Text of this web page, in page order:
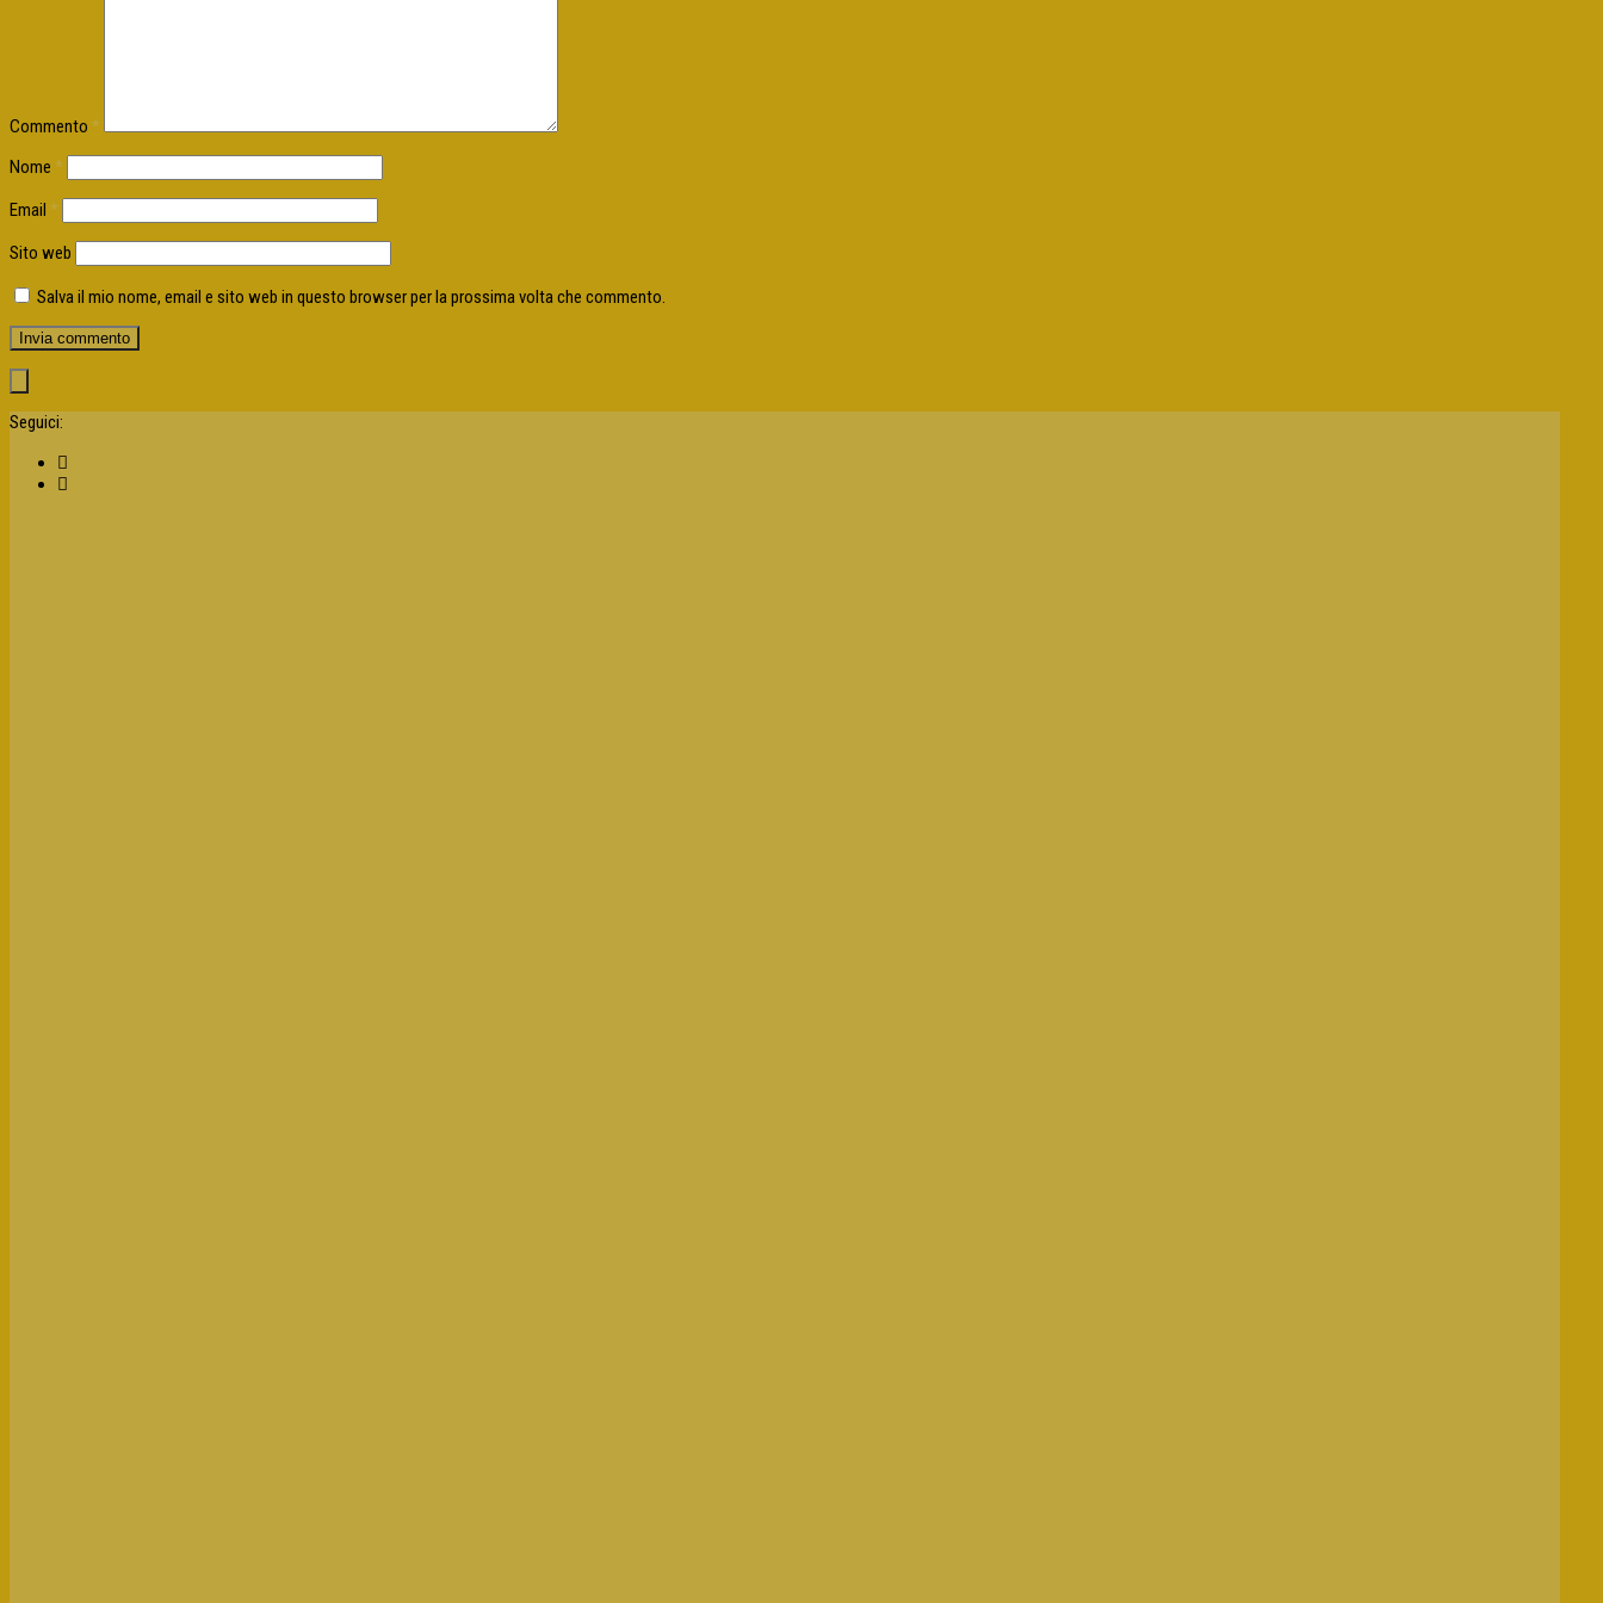
Commento *
Nome *
Email *
Sito web
Salva il mio nome, email e sito web in questo browser per la prossima volta che commento.
Seguici: